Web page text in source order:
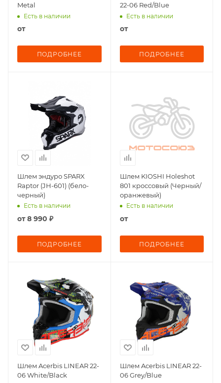
Metal
Есть в наличии
от
ПОДРОБНЕЕ
22-06 Red/Blue
Есть в наличии
от
ПОДРОБНЕЕ
Шлем эндуро SPARX
Raptor (JH-601) (бело-
черный)
Есть в наличии
от8 990 ₽
ПОДРОБНЕЕ
Шлем KIOSHI Holeshot
801 кроссовый (Черный/
оранжевый)
Есть в наличии
от
ПОДРОБНЕЕ
Шлем Acerbis LINEAR 22-
06 White/Black
Шлем Acerbis LINEAR 22-
06 Grey/Blue